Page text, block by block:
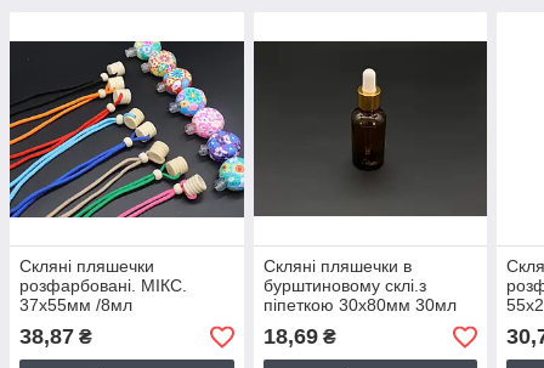
Скляні пляшечки
розфарбовані. МІКС.
37х55мм /8мл
38,87 ₴
Скляні пляшечки в
бурштиновому склі.з
піпеткою 30х80мм 30мл
18,69₴